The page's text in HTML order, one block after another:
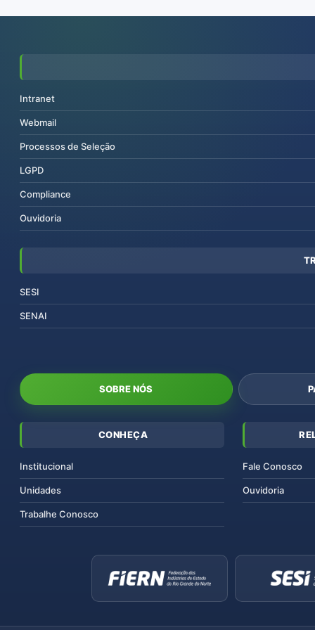
Intranet
Webmail
Processos de Seleção
LGPD
Compliance
Ouvidoria
SESI
SENAI
SOBRE NÓS
CONHEÇA
Institucional
Unidades
Trabalhe Conosco
Fale Conosco
Ouvidoria